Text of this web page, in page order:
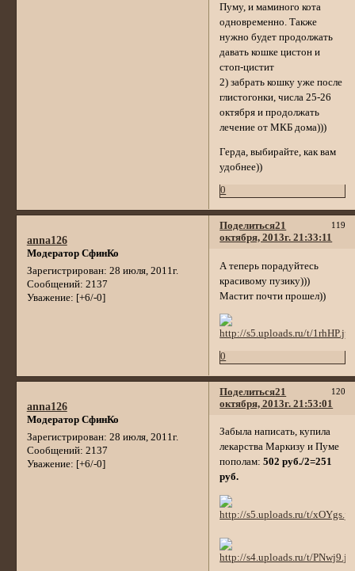
Пуму, и маминого кота
одновременно. Также
нужно будет продолжать
давать кошке цистон и
стоп-цистит
2) забрать кошку уже после
глистогонки, числа 25-26
октября и продолжать
лечение от МКБ дома)))
Герда, выбирайте, как вам
удобнее))
0
Поделиться 119
21
октября, 2013г. 21:33:11
anna126
Модератор СфинКо
Зарегистрирован: 28 июля, 2011г.
Сообщений: 2137
Уважение: [+6/-0]
А теперь порадуйтесь
красивому пузику)))
Мастит почти прошел))
0
Поделиться 120
21
октября, 2013г. 21:53:01
anna126
Модератор СфинКо
Зарегистрирован: 28 июля, 2011г.
Сообщений: 2137
Уважение: [+6/-0]
Забыла написать, купила
лекарства Маркизу и Пуме
пополам:502 руб./2=251
руб.